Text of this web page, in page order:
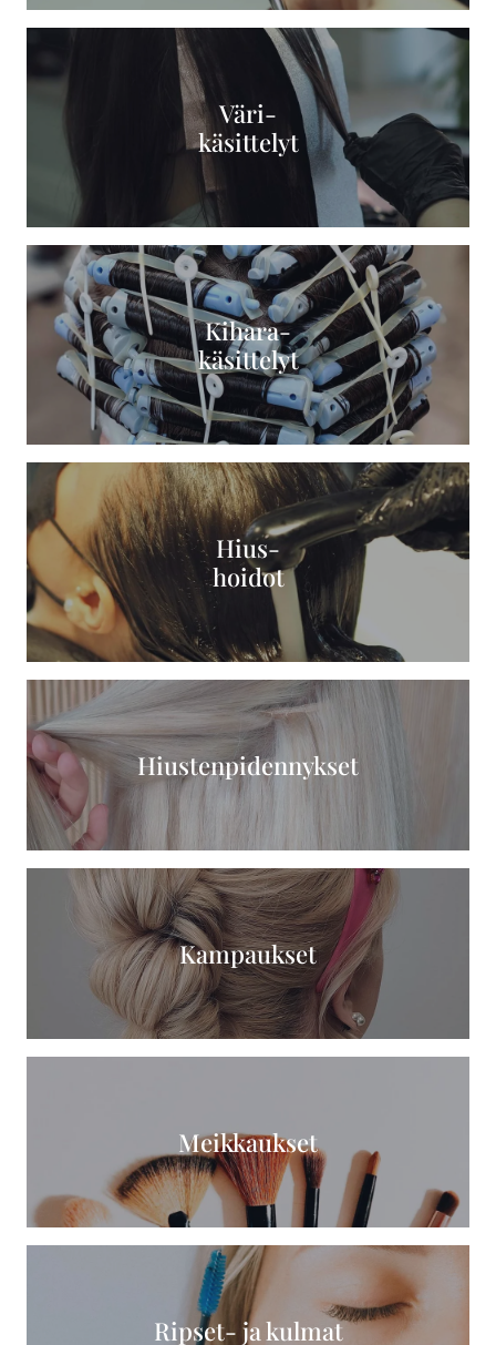
Väri-
käsittelyt
Kihara-
käsittelyt
Hius-
hoidot
Hiusten­pidennykset
Kampaukset
Meikkaukset
Ripset- ja kulmat